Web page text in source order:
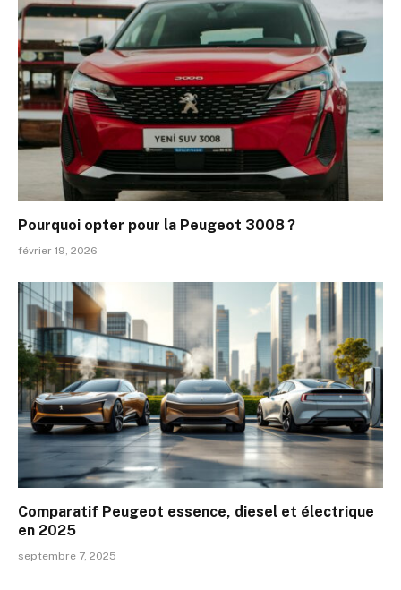
Pourquoi opter pour la Peugeot 3008 ?
février 19, 2026
Comparatif Peugeot essence, diesel et électrique
en 2025
septembre 7, 2025